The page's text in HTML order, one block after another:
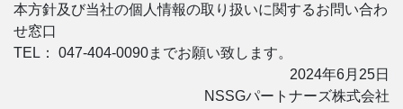
本方針及び当社の個人情報の取り扱いに関するお問い合わ
せ窓口
TEL： 047-404-0090までお願い致します。
2024年6月25日
NSSGパートナーズ株式会社